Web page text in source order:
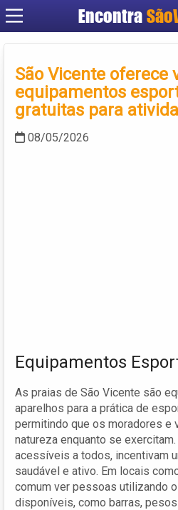
Encontra
Criar
São Vicente oferece
equipamentos
gratuitas para
08/05/2026
Equipamentos
As praias de São Vicente são
aparelhos para a prática de
permitindo que os moradores e
natureza enquanto se
acessíveis a todos, incentivam
saudável e ativo. Em locais
comum ver pessoas utilizando
disponíveis, como barras,